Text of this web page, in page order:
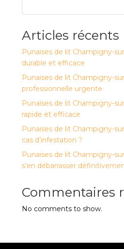
Articles récents
Punaises de lit Champigny-
durable et efficace
Punaises de lit Champigny-
professionnelle urgente
Punaises de lit Champigny-
rapide et efficace
Punaises de lit Champigny-
cas d’infestation ?
Punaises de lit Champigny-
s’en débarrasser
Commentaires
No comments to show.